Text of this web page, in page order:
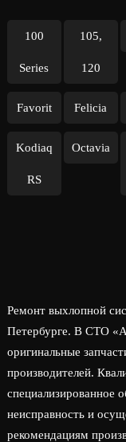
100
Series
105,
120
Favorit Felicia
Kodiaq
RS
Octavia
Ремонт выхлопной
Петербурге. В СТО
оригинальные
производителей.
специализированное
неисправность и
рекомендациям